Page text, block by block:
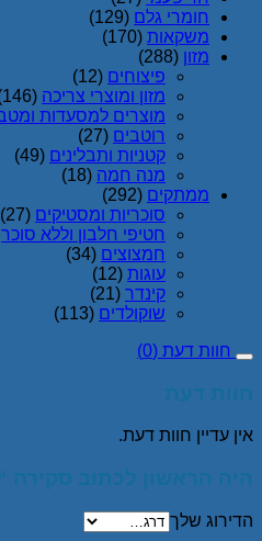
יח'חומרי גלם (129)
משקאות (170)
מזון (288)
פיצוחים (12)
מזון ומוצרי צריכה (146)
מוצרים למסעדות
רוטבים (27)
קטניות ותבלינים (49)
מנה חמה (18)
ממתקים (292)
סוכריות ומסטיקים (27)
חטיפי חלבון וללא סוכר
חמצוצים (34)
עוגות (12)
קינדר (21)
שוקולדים (113)
חוות דעת (0)
חוות דעת
אין עדיין חוות דעת.
היה הראשון לכתוב סקירה
הדירוג שלך